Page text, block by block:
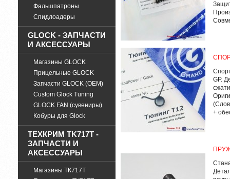
Фальшпатроны
Спидлоадеры
GLOCK - ЗАПЧАСТИ
И АКСЕССУАРЫ
Магазины GLOCK
Прицельные GLOCK
Запчасти GLOCK (OEM)
Custom Glock Tuning
GLOCK FAN (сувениры)
Кобуры для Glock
ТЕХКРИМ TK717T -
ЗАПЧАСТИ И
АКСЕССУАРЫ
Магазины ТК717Т
GP.
+